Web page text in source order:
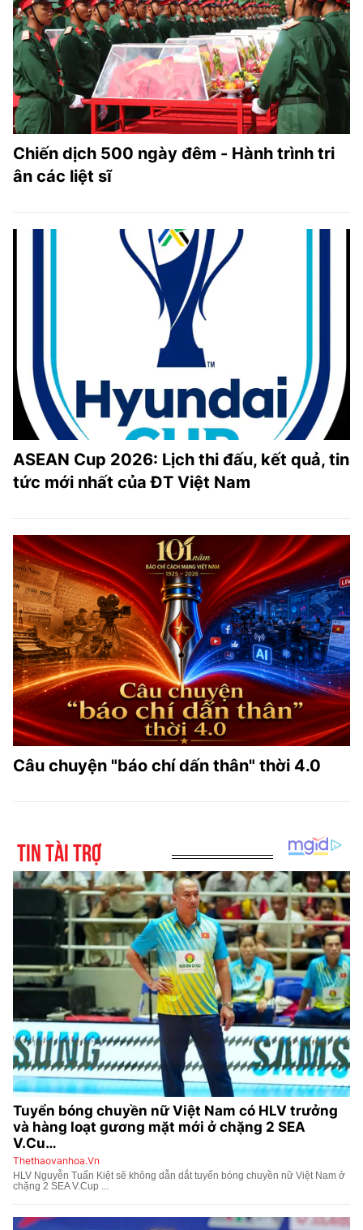
Chiến dịch 500 ngày đêm - Hành trình tri
ân các liệt sĩ
ASEAN Cup 2026: Lịch thi đấu, kết quả, tin
tức mới nhất của ĐT Việt Nam
Câu chuyện "báo chí dấn thân" thời 4.0